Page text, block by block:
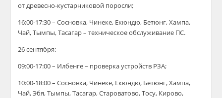
от древесно-кустарниковой поросли;
16:00-17:30 – Сосновка, Чинеке, Екюндю, Бетюнг, Хампа,
Чай, Тымпы, Тасагар – техническое обслуживание ПС.
26 сентября:
09:00-17:00 – Илбенге – проверка устройств РЗА;
10:00-18:00 – Сосновка, Чинеке, Екюндю, Бетюнг, Хампа,
Чай, Эбя, Тымпы, Тасагар, Староватово, Тосу, Кирово,